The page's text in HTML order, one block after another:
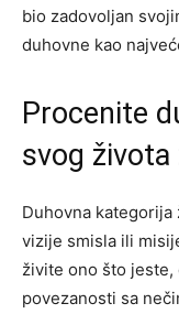
bio zadovoljan
duhovne kao
Procenite
svog života
Duhovna
vizije smisla ili
živite ono što jeste,
povezanosti sa